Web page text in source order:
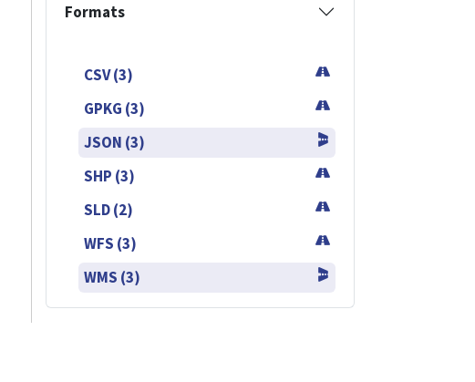
Formats
CSV (3)
GPKG (3)
JSON (3)
SHP (3)
SLD (2)
WFS (3)
WMS (3)